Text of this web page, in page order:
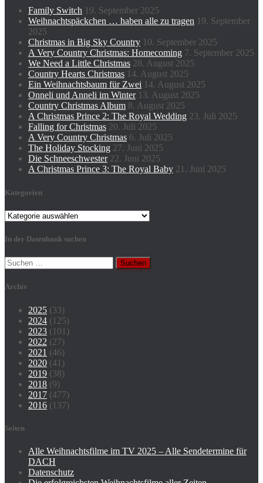
Family Switch 19. September 2025
Weihnachtspäckchen … haben alle zu tragen 19. September
2025
Christmas in Big Sky Country 10. September 2025
A Very Country Christmas: Homecoming 7. September 2025
We Need a Little Christmas 28. August 2025
Country Hearts Christmas 14. August 2025
Ein Weihnachtsbaum für Zwei 14. August 2025
Onneli und Anneli im Winter 13. August 2025
Country Christmas Album 8. August 2025
A Christmas Prince 2: The Royal Wedding 23. Juli 2025
Falling for Christmas 20. Juli 2025
A Very Country Christmas 6. Juli 2025
The Holiday Stocking 27. Juni 2025
Die Schneeschwester 22. Juni 2025
A Christmas Prince 3: The Royal Baby 21. Juni 2025
Kategorien
Kategorien
In der Datenbank suchen
Suchen
nach:
Archiv
2025 (33)
2024 (125)
2023 (101)
2022 (27)
2021 (46)
2020 (41)
2019 (38)
2018 (9)
2017 (477)
2016 (137)
Seiten
Alle Weihnachtsfilme im TV 2025 – Alle Sendetermine für
DACH
Datenschutz